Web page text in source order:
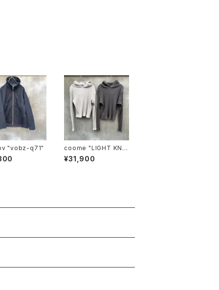
voaaov "vobz-q71"
coome "LIGHT KNIT
HOODIE"
¥31,900